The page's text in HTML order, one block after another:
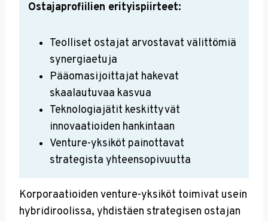
Ostajaprofiilien erityispiirteet:
Teolliset ostajat arvostavat välittömiä
synergiaetuja
Pääomasijoittajat hakevat
skaalautuvaa kasvua
Teknologiajätit keskittyvät
innovaatioiden hankintaan
Venture-yksiköt painottavat
strategista yhteensopivuutta
Korporaatioiden venture-yksiköt toimivat usein
hybridiroolissa, yhdistäen strategisen ostajan